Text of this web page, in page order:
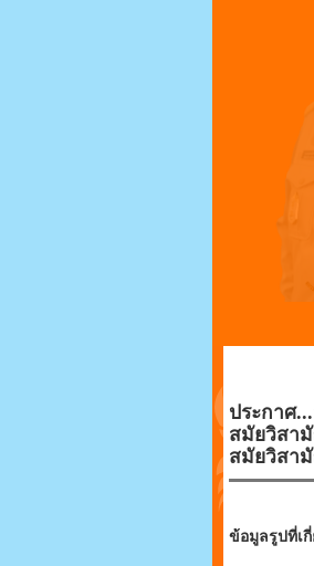
ประกาศ
สมัยวิสา
สมัยวิสา
ข้อมูลรูปที่เ